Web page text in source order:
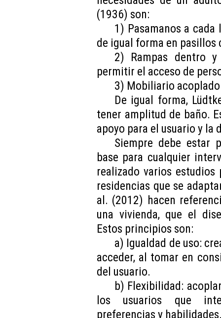
(1936) son:
1) Pasamanos a
de igual forma en pasillos
2) Rampas dentro
permitir el acceso de
3) Mobiliario
De igual forma,
tener amplitud de baño.
apoyo para el usuario y la
Siempre debe estar
base para cualquier
realizado varios
residencias que se
al. (2012) hacen
una vivienda, que el
Estos principios son:
a) Igualdad de uso:
acceder, al tomar en
del usuario.
b) Flexibilidad:
los usuarios que
preferencias y